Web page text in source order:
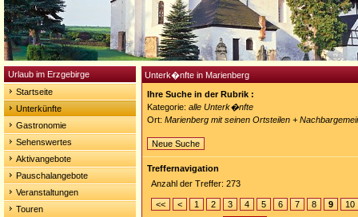
Urlaub im Erzgebirge
Startseite
Unterkünfte
Gastronomie
Sehenswertes
Aktivangebote
Pauschalangebote
Veranstaltungen
Touren
Unterk�nfte in Marienberg
Ihre Suche in der Rubrik :
Kategorie: alle Unterk�nfte
Ort: Marienberg mit seinen Ortsteilen +
Neue Suche
Treffernavigation
Anzahl der Treffer: 273
<< < 1 2 3 4 5 6 7 8 9
10